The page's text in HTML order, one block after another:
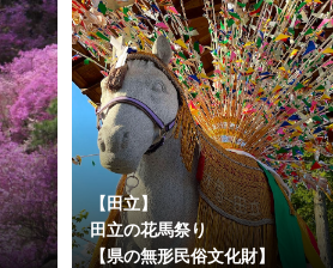
【田立】
田立の花馬祭り
【県の無形民俗文化財】